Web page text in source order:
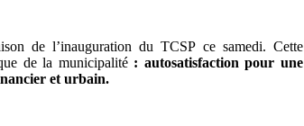
de l’inauguration du TCSP ce samedi. Cette
de la municipalité : autosatisfaction pour une
et urbain.